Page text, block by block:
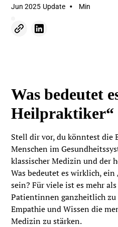
Jun 2025 Update • Min
Was bedeutet
Heilpraktiker“
Stell dir vor, du könntest die
Menschen im
klassischer Medizin und der
Was bedeutet es wirklich,
sein? Für viele ist es mehr
Patientinnen ganzheitlich
Empathie und Wissen die
Medizin zu stärken.